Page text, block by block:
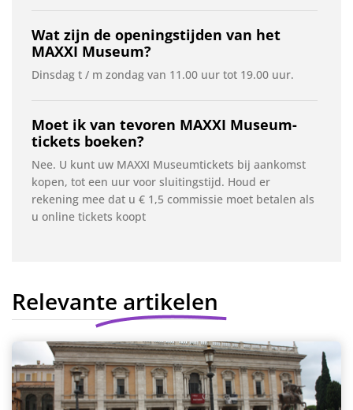
Wat zijn de openingstijden van het
MAXXI Museum?
Dinsdag t / m zondag van 11.00 uur tot 19.00 uur.
Moet ik van tevoren MAXXI Museum-
tickets boeken?
Nee. U kunt uw MAXXI Museumtickets bij aankomst
kopen, tot een uur voor sluitingstijd. Houd er
rekening mee dat u € 1,5 commissie moet betalen als
u online tickets koopt
Relevante artikelen